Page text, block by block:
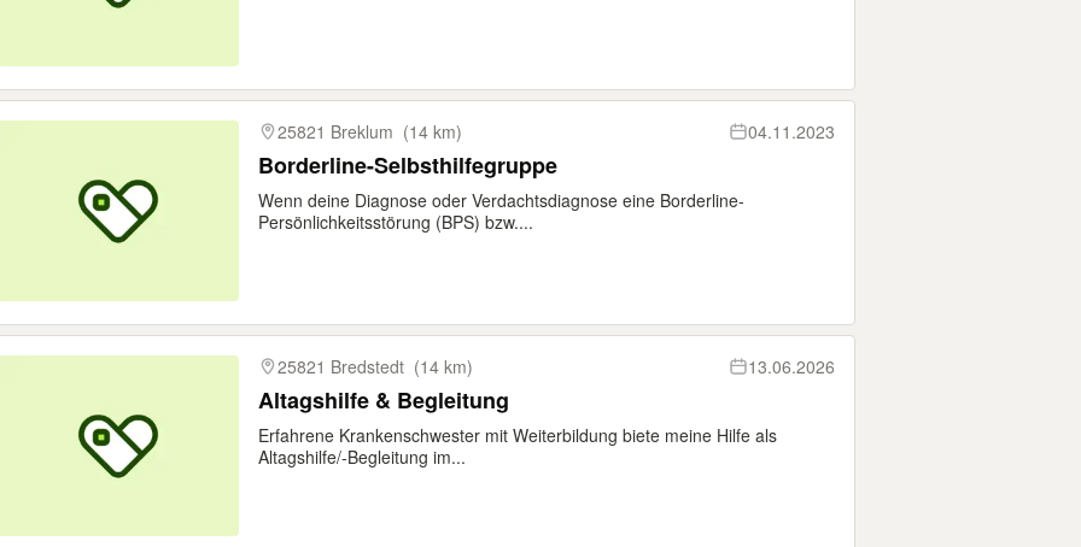
25821 Breklum (14 km) 04.11.2023
Borderline-Selbsthilfegruppe
Wenn deine Diagnose oder Verdachtsdiagnose eine Borderline-
Persönlichkeitsstörung (BPS) bzw....
25821 Bredstedt (14 km) 13.06.2026
Altagshilfe & Begleitung
Erfahrene Krankenschwester mit Weiterbildung biete meine Hilfe als
Altagshilfe/-Begleitung im...